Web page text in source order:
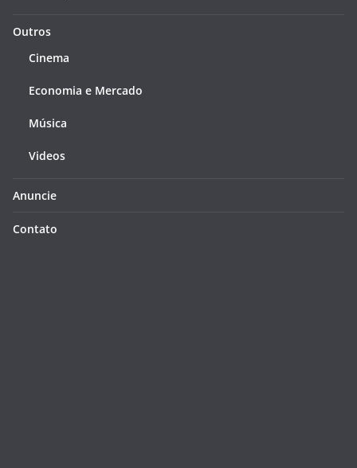
Outros
Cinema
Economia e Mercado
Música
Videos
Anuncie
Contato